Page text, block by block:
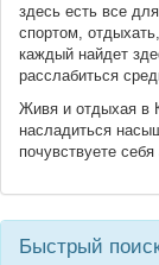
здесь есть все
спортом,
каждый найдет
расслабиться
Живя и отдыхая в
насладиться
почувствуете
Быстрый